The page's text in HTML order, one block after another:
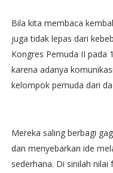
Bila kita membaca
juga tidak lepas dari
Kongres Pemuda II pada
karena adanya
kelompok pemuda dari
Mereka saling berbagi
dan menyebarkan ide
sederhana. Di sinilah